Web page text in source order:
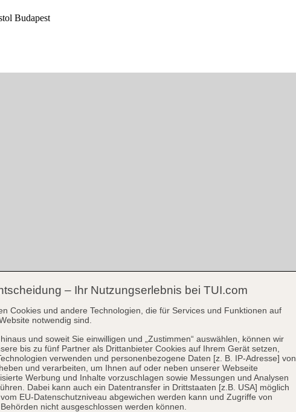
– Ihr Nutzungserlebnis bei TUI.com
Cookies und andere Technologien, die für Services und Funktionen auf
notwendig sind.
und soweit Sie einwilligen und „Zustimmen“ auswählen, können wir
bis zu fünf Partner als Drittanbieter Cookies auf Ihrem Gerät setzen,
verwenden und personenbezogene Daten [z. B. IP-Adresse] von
und verarbeiten, um Ihnen auf oder neben unserer Webseite
Werbung und Inhalte vorzuschlagen sowie Messungen und Analysen
Dabei kann auch ein Datentransfer in Drittstaaten [z.B. USA] möglich
EU-Datenschutzniveau abgewichen werden kann und Zugriffe von
nicht ausgeschlossen werden können.